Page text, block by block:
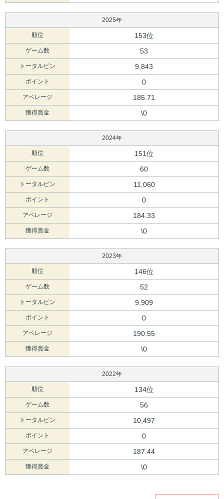
2025年
順位 153位
ゲーム数 53
トータルピン 9,843
ポイント 0
アベレージ 185.71
獲得賞金 \0
2024年
順位 151位
ゲーム数 60
トータルピン 11,060
ポイント 0
アベレージ 184.33
獲得賞金 \0
2023年
順位 146位
ゲーム数 52
トータルピン 9,909
ポイント 0
アベレージ 190.55
獲得賞金 \0
2022年
順位 134位
ゲーム数 56
トータルピン 10,497
ポイント 0
アベレージ 187.44
獲得賞金 \0